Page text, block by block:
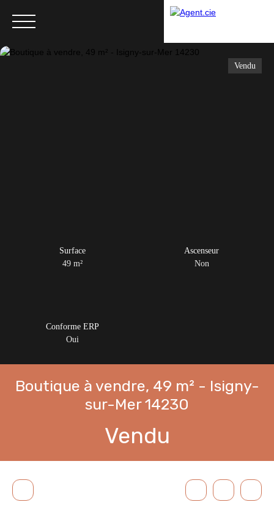
Vendu
Surface
49 m²
Ascenseur
Non
Conforme ERP
Oui
Boutique à vendre, 49 m² - Isigny-
sur-Mer 14230
Vendu